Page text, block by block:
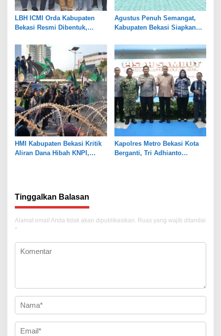
LBH ICMI Orda Kabupaten
Bekasi Resmi Dibentuk,
Pendampingan Hukum
Agustus Penuh Semangat,
Kabupaten Bekasi Siapkan
Hari Besar
HMI Kabupaten Bekasi Kritik
Aliran Dana Hibah KNPI,
Kapolres Metro Bekasi Kota
Berganti, Tri Adhianto
Tinggalkan Balasan
Alamat email Anda tidak akan dipublikasikan. Ruas yang wajib ditandai
*